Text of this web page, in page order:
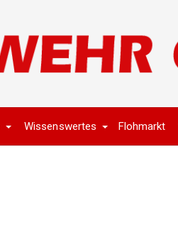
Wissenswertes Flohmarkt